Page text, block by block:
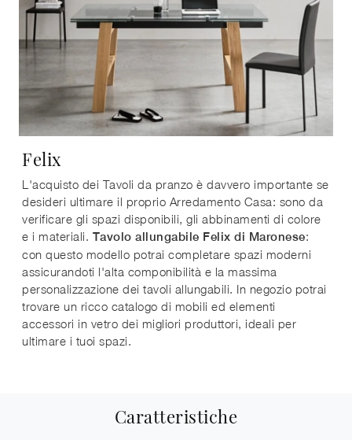
Felix
L'acquisto dei Tavoli da pranzo è davvero importante se
desideri ultimare il proprio Arredamento Casa: sono da
verificare gli spazi disponibili, gli abbinamenti di colore
e i materiali. Tavolo allungabile Felix di Maronese:
con questo modello potrai completare spazi moderni
assicurandoti l'alta componibilità e la massima
personalizzazione dei tavoli allungabili. In negozio potrai
trovare un ricco catalogo di mobili ed elementi
accessori in vetro dei migliori produttori, ideali per
ultimare i tuoi spazi.
Caratteristiche